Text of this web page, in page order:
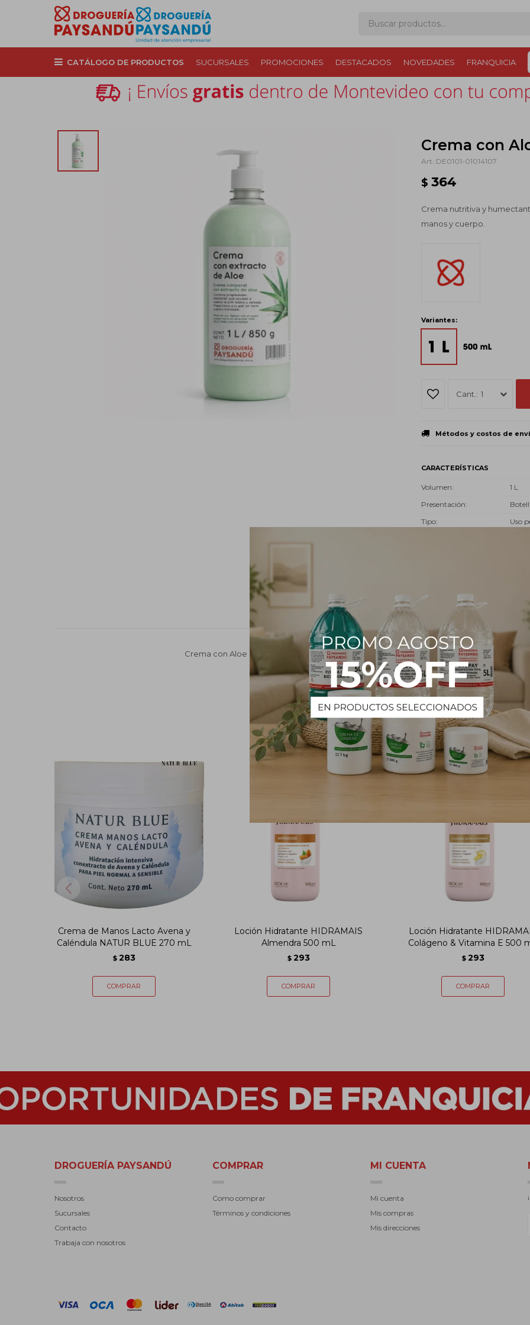
CATÁLOGO DE PRODUCTOS SUCURSALES PROMOCIONES DESTACADOS NOVEDADES FRANQUICIA
Crema con
DE0101-01014107
$ 364
Crema nutritiva y
manos y cuerpo.
Variantes:
1
Métodos y costos de
CARACTERÍSTICAS
Volumen
1 L
Presentación
Tipo
Uso
Descripción
Crema con Aloe
PRODUCTOS QUE TE PUEDEN INTERESAR
Crema de Manos Lacto Avena y
Caléndula NATUR BLUE 270 mL
$ 283
Loción Hidratante HIDRAMAIS
Almendra 500 mL
$ 293
Loción Hidratante
Colágeno & Vitamina E 500
$ 293
DROGUERÍA PAYSANDÚ
Nosotros
Sucursales
Contacto
Trabaja con nosotros
COMPRAR
Como comprar
Términos y condiciones
MI CUENTA
Mi cuenta
Mis compras
Mis direcciones